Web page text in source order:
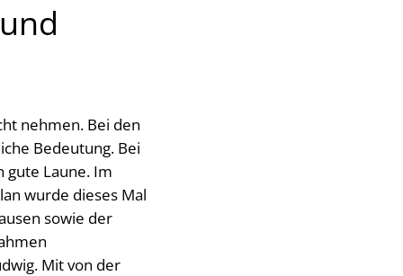
nehmen. Bei den
Bedeutung. Bei
Laune. Im
wurde dieses Mal
sowie der
Mit von der